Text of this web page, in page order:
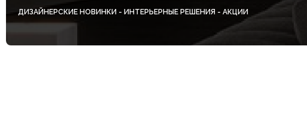
ДИЗАЙНЕРСКИЕ НОВИНКИ - ИНТЕРЬЕРНЫЕ РЕШЕНИЯ - АКЦИИ